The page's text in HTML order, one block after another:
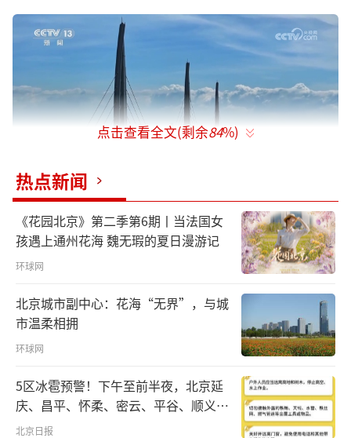
区域重大战略向纵深推进。京津冀、长三
角、粤港澳，区域经济高质量发展的三大动力
源在中国经济中的比重已超过40%，成为发展
强大引擎。
区域发展差距不断缩小。2023年，中西部
地区生产总值为53.9万亿元，十年间年均增速
达到7%，占全国比重比2013年提高2.2个百分
点。
点击查看全文(剩余84%)
热点新闻
《花园北京》第二季第6期丨当法国女
孩遇上通州花海 魏无瑕的夏日漫游记
环球网
北京城市副中心：花海“无界”，与城
市温柔相拥
环球网
5区冰雹预警！下午至前半夜，北京延
庆、昌平、怀柔、密云、平谷、顺义、
门头沟、房山等区有较明显降雨，伴七
北京日报